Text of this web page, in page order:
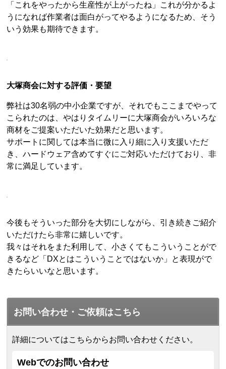
「これをやったから生産性が上がったね」これが分かるよ
うになれば作業者は面白がってやるようになるため、そう
いう効果も期待できます。
大塚商会に対する評価・要望
弊社は30名弱の中小企業ですが、それでもここまでやって
こられたのは、やはりタイムリーに大塚商会がいろいろな
商材をご提案いただいた効果だと思います。
サポートに関しては本当に微に入り細に入り支援いただ
き、ハードウェア含めてすぐにご対応いただけており、非
常に満足しています。
今後もそういった部分を大切にしながら、引き続きご紹介
いただけたら非常に嬉しいです。
我々はそれをまた利用して、小さくてもこういうことがで
きるなど「DXとはこういうことではないか」と表現がで
きたらいいなと思います。
お問い合わせ・ご依頼はこちら
詳細についてはこちらからお問い合わせください。
Webでのお問い合わせ